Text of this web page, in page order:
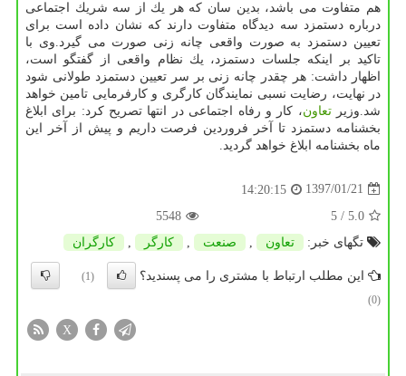
هم متفاوت می باشد، بدین سان كه هر یك از سه شریك اجتماعی
درباره دستمزد سه دیدگاه متفاوت دارند كه نشان داده است برای
تعیین دستمزد به صورت واقعی چانه زنی صورت می گیرد.وی با
تاكید بر اینكه جلسات دستمزد، یك نظام واقعی از گفتگو است،
اظهار داشت: هر چقدر چانه زنی بر سر تعیین دستمزد طولانی شود
در نهایت، رضایت نسبی نمایندگان كارگری و كارفرمایی تامین خواهد
شد.وزیرتعاون، كار و رفاه اجتماعی در انتها تصریح كرد: برای ابلاغ
بخشنامه دستمزد تا آخر فروردین فرصت داریم و پیش از آخر این
ماه بخشنامه ابلاغ خواهد گردید.
1397/01/21
14:20:15
5.0
/ 5
5548
تگهای خبر:
تعاون , صنعت , كارگر , كارگران
این مطلب ارتباط با مشتری را می پسندید؟
(1)
(0)
X